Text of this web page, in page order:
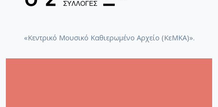
«Κεντρικό Μουσικό Καθιερωμένο Αρχείο (ΚεΜΚΑ)».